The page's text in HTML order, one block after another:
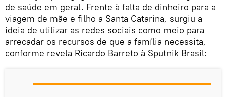
de saúde em geral. Frente à falta de dinheiro para a
viagem de mãe e filho a Santa Catarina, surgiu a
ideia de utilizar as redes sociais como meio para
arrecadar os recursos de que a família necessita,
conforme revela Ricardo Barreto à Sputnik Brasil: